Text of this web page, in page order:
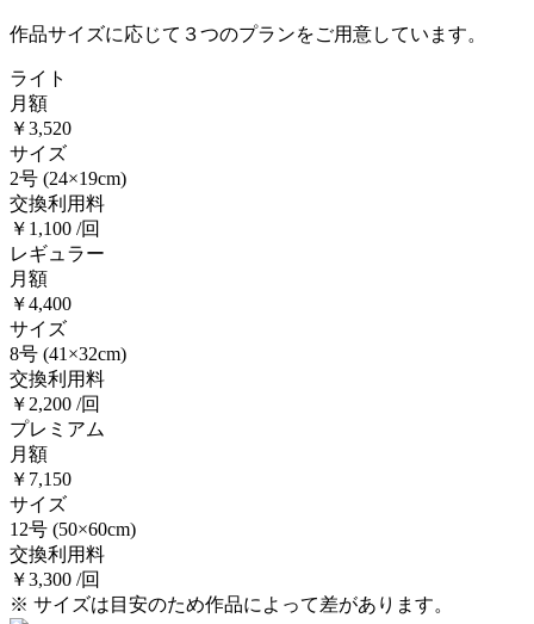
作品サイズに応じて３つのプランをご用意しています。
ライト
月額
￥3,520
サイズ
2号 (24×19cm)
交換利用料
￥1,100 /回
レギュラー
月額
￥4,400
サイズ
8号 (41×32cm)
交換利用料
￥2,200 /回
プレミアム
月額
￥7,150
サイズ
12号 (50×60cm)
交換利用料
￥3,300 /回
※ サイズは目安のため作品によって差があります。